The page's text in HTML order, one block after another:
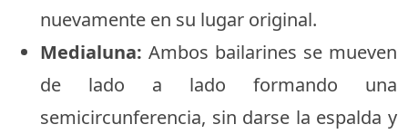
nuevamente en su lugar original.
Medialuna: Ambos bailarines se mueven
de lado a lado formando una
semicircunferencia, sin darse la espalda y